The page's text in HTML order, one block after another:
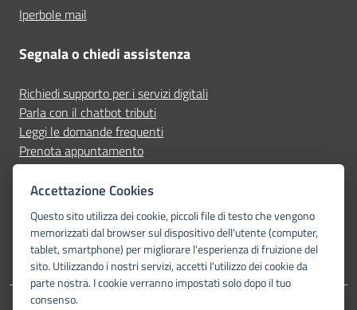
Iperbole mail
Segnala o chiedi assistenza
Richiedi supporto per i servizi digitali
Parla con il chatbot tributi
Leggi le domande frequenti
Prenota appuntamento
Segnala disservizio
Seguici su
Accettazione Cookies
Questo sito utilizza dei cookie, piccoli file di testo che vengono
memorizzati dal browser sul dispositivo dell'utente (computer,
tablet, smartphone) per migliorare l'esperienza di fruizione del
sito. Utilizzando i nostri servizi, accetti l'utilizzo dei cookie da
parte nostra. I cookie verranno impostati solo dopo il tuo
consenso.